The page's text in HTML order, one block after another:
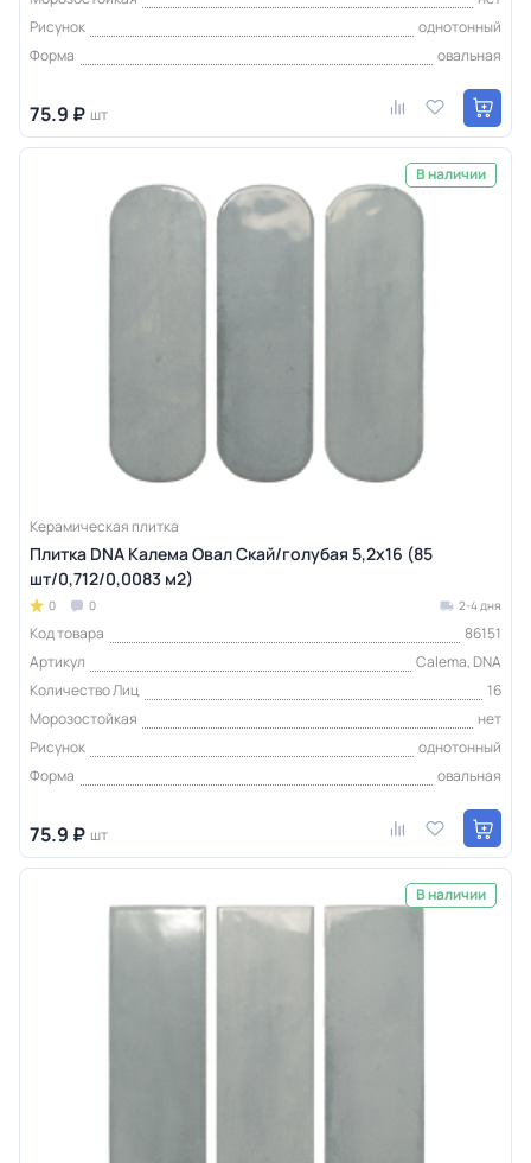
Рисунок
однотонный
Форма
овальная
75.9 ₽ шт
В наличии
Керамическая плитка
Плитка DNA Калема Овал Скай/голубая 5,2х16 (85
шт/0,712/0,0083 м2)
0 0 2-4 дня
Код товара
86151
Артикул
Calema, DNA
Количество Лиц
16
Морозостойкая
нет
Рисунок
однотонный
Форма
овальная
75.9 ₽ шт
В наличии